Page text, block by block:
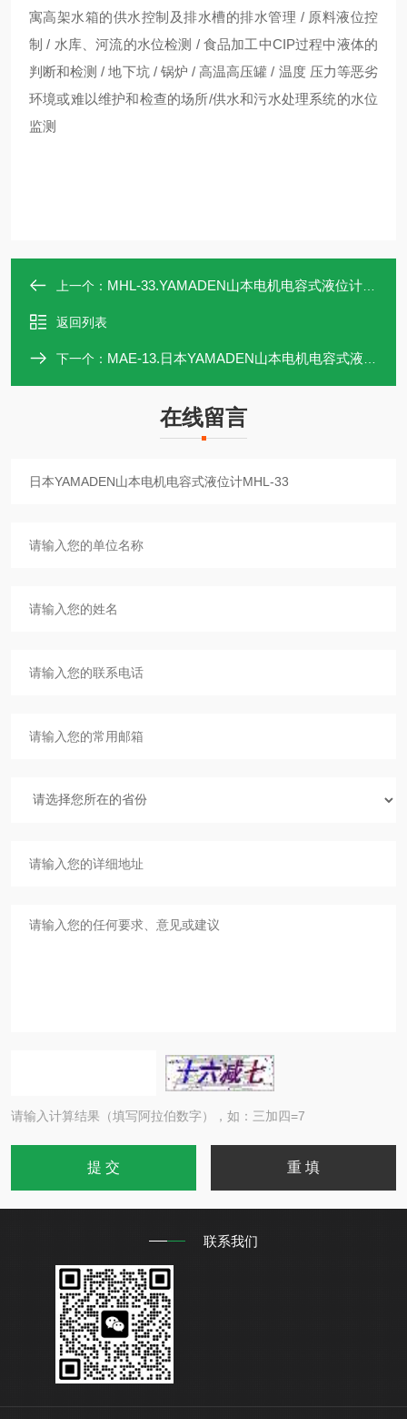
寓高架水箱的供水控制及排水槽的排水管理 / 原料液位控
制 / 水库、河流的水位检测 / 食品加工中CIP过程中液体的
判断和检测 / 地下坑 / 锅炉 / 高温高压罐 / 温度 压力等恶劣
环境或难以维护和检查的场所/供水和污水处理系统的水位
监测
上一个： MHL-33.YAMADEN山本电机电容式液位计MHL-33
返回列表
下一个： MAE-13.日本YAMADEN山本电机电容式液位计MAE-13
在线留言
请输入计算结果（填写阿拉伯数字），如：三加四=7
联系我们